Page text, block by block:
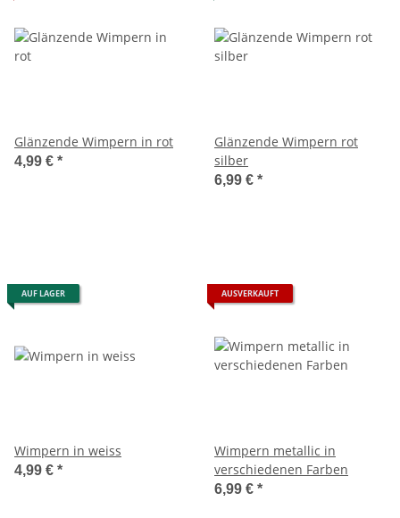
Glänzende Wimpern in rot
4,99 € *
Glänzende Wimpern rot
silber
6,99 € *
AUF LAGER
Wimpern in weiss
4,99 € *
AUSVERKAUFT
Wimpern metallic in
verschiedenen Farben
6,99 € *